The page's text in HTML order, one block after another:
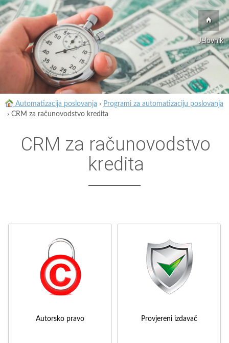
Jelovnik
Automatizacija poslovanja › Programi za automatizaciju poslovanja
› CRM za računovodstvo kredita
CRM za računovodstvo
kredita
Autorsko pravo Provjereni izdavač